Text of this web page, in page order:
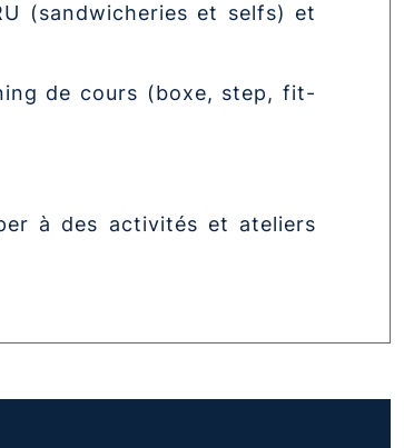
(sandwicheries et selfs) et
de cours (boxe, step, fit-
à des activités et ateliers